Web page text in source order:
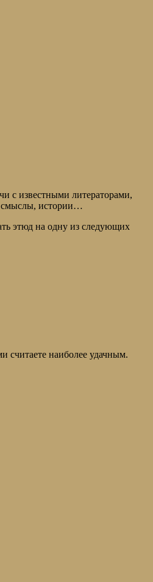
с известными литераторами,
смыслы, истории…
этюд на одну из следующих
считаете наиболее удачным.